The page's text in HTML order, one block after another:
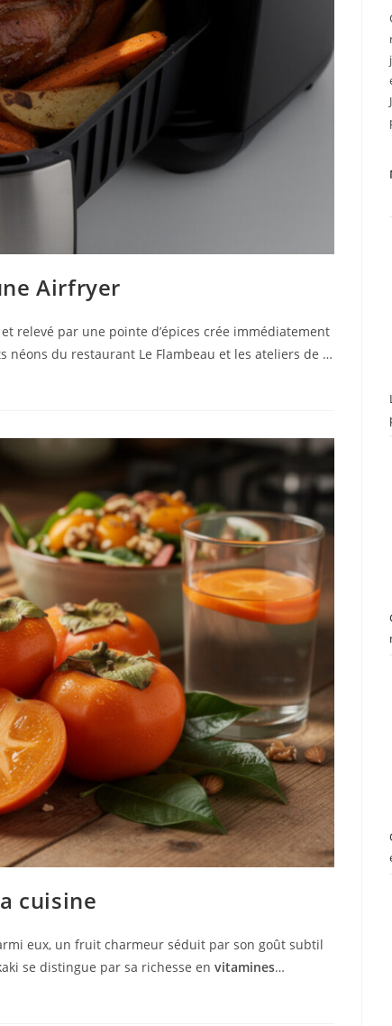
Airfryer
relevé par une pointe d’épices crée immédiatement
néons du restaurant Le Flambeau et les ateliers de …
cuisine
eux, un fruit charmeur séduit par son goût subtil
se distingue par sa richesse en vitamines…